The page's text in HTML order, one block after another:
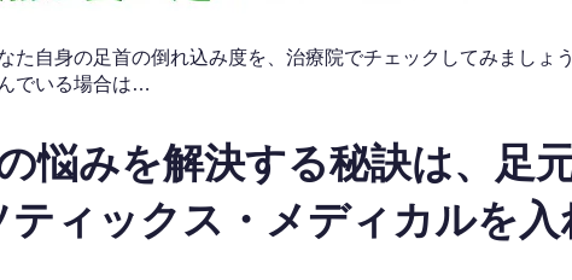
た自身の足首の倒れ込み度を、治療院でチェックしてみましょ
でいる場合は…
悩みを解決する秘訣は、足
ティックス・メディカルを